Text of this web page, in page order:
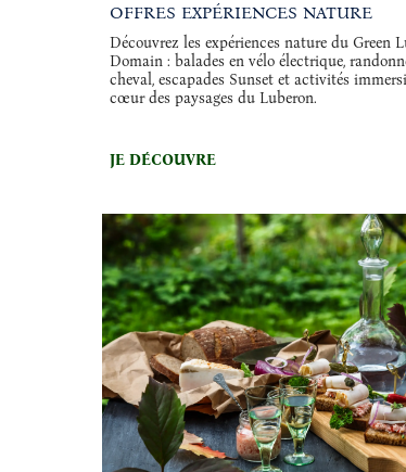
OFFRES EXPÉRIENCES NATURE
Découvrez les expériences nature du Green
Domain : balades en vélo électrique,
cheval, escapades Sunset et activités
cœur des paysages du Luberon.
JE DÉCOUVRE